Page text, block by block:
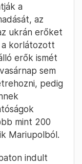
a
az
ukrán erőket
korlátozott
erők ismét
sem
pedig
mint 200
Mariupolból.
indult